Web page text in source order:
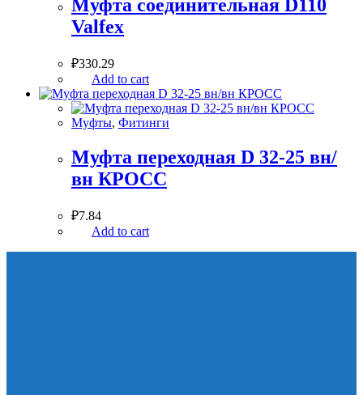
Муфта соединительная D110
Valfex
₽330.29
Add to cart
Муфты, Фитинги
Муфта переходная D 32-25 вн/
вн КРОСС
₽7.84
Add to cart